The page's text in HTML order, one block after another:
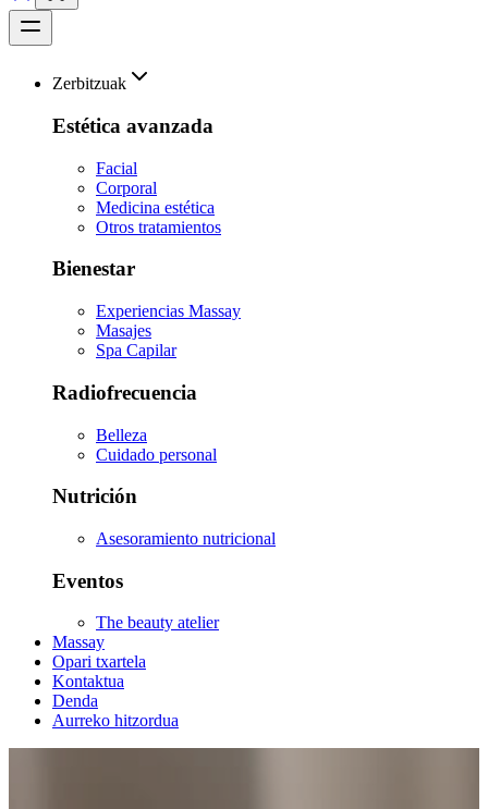
Zerbitzuak
Estética avanzada
Facial
Corporal
Medicina estética
Otros tratamientos
Bienestar
Experiencias Massay
Masajes
Spa Capilar
Radiofrecuencia
Belleza
Cuidado personal
Nutrición
Asesoramiento nutricional
Eventos
The beauty atelier
Massay
Opari txartela
Kontaktua
Denda
Aurreko hitzordua